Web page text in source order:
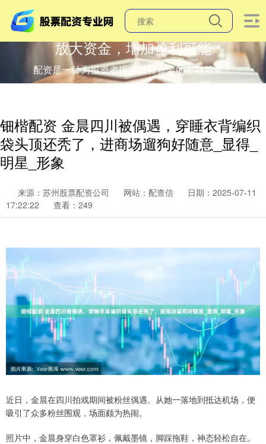
放大资金，增加盈利可能
配资是一种为投资者提供杠杆资金的金融服务！
钿楷配资 金晨四川被偶遇，穿睡衣背编织
袋头顶还秃了，进商场遛狗好随意_显得_
明星_形象
来源：苏州股票配资公司 网站：配查信
日期：2025-07-11
17:22:22
查看：249
近日，金晨在四川拍戏期间被粉丝偶遇。从她一落地到抵达机场，便
吸引了众多粉丝围观，场面颇为热闹。
照片中，金晨身穿白色罩衫，佩戴墨镜，脚踩拖鞋，神态轻松自在。